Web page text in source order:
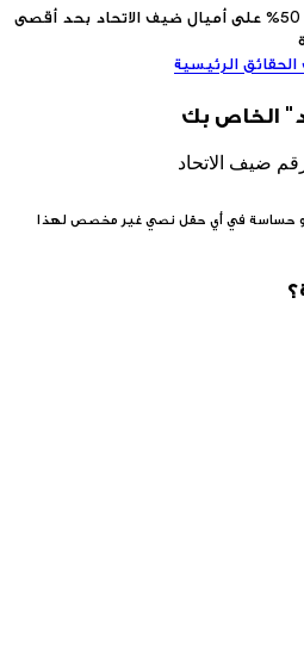
قسيمة خصم بسنبة 50% على أميال ضيف الاتحاد بحد أقصى
الحقائق الرئيسية
الخاص بك
ضيف الاتحاد
أو حساسة في أي حقل نصي غير مخصص لهذا